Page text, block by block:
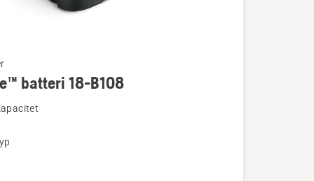
batteri 18-B108